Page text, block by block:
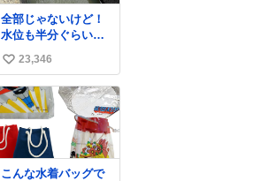
かもしれない」で締
める北山くん、きっ
といろいろ考えて言
葉を選んで、まるく
収めてくれたんだな
と思った
全部じゃないけど！
水位も半分ぐらいだ
けど！水が来はじめ
たよ！！！ 作業して
くれた方々ありがと
ーーー
ー！！！！！！！！
！！！！！！！！！
！！！！！！！！！
い
い
ね
数
23,346
こんな水着バッグで